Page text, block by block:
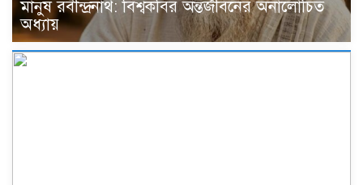
মানুষ রবীন্দ্রনাথ: বিশ্বকবির অন্তর্জীবনের অনালোচিত
অধ্যায়